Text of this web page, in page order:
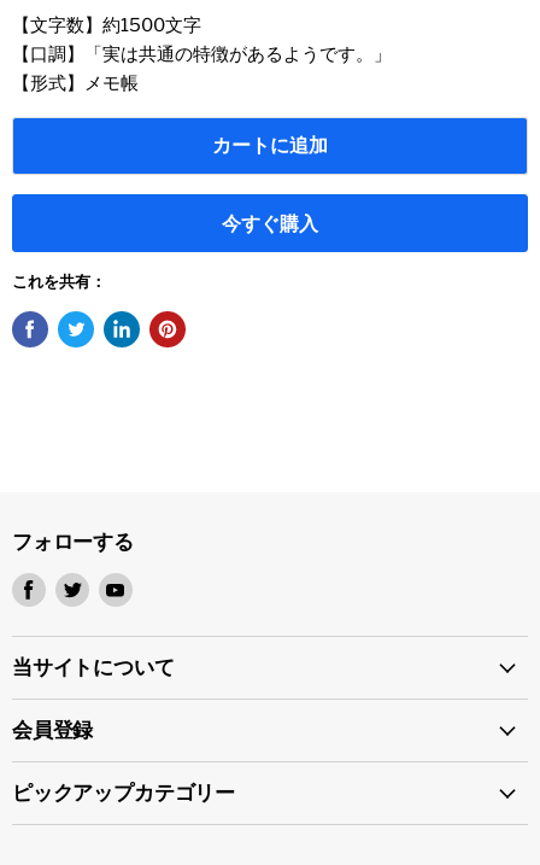
【文字数】約1500文字
【口調】「実は共通の特徴があるようです。」
【形式】メモ帳
カートに追加
今すぐ購入
これを共有：
フォローする
Facebook
見
つ
て
く
さ
い
Twitter
見
つ
て
く
さ
い
Youtube
見
つ
さ
い
当サイトについて
会員登録
ピックアップカテゴリー